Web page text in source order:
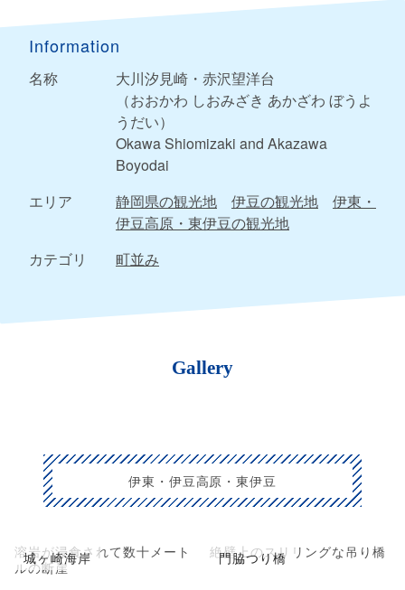
Information
名称
大川汐見崎・赤沢望洋台
（おおかわ しおみざき あかざわ ぼうよ
うだい）
Okawa Shiomizaki and Akazawa
Boyodai
エリア
静岡県の観光地 伊豆の観光地
伊東・
伊豆高原・東伊豆の観光地
カテゴリ
町並み
Gallery
伊東・伊豆高原・東伊豆
城ヶ崎海岸
溶岩が浸食されて数十メート
ルの断崖
門脇つり橋
絶壁上のスリリングな吊り橋